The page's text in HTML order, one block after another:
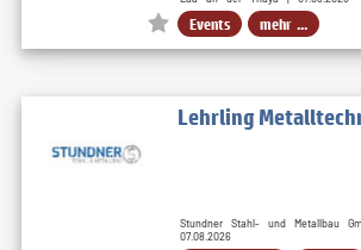
Events mehr ...
Lehrling
Stundner Stahl- und Metallbau
07.08.2026